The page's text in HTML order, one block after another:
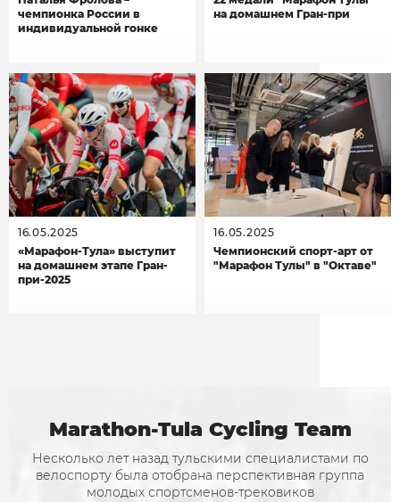
чемпионка России в
индивидуальной гонке
на домашнем Гран-при
16.05.2025
«Марафон-Тула» выступит
на домашнем этапе Гран-
при-2025
16.05.2025
Чемпионский спорт-арт от
"Марафон Тулы" в "Октаве"
Marathon-Tula Cycling Team
Несколько лет назад тульскими специалистами по
велоспорту была отобрана перспективная группа
молодых спортсменов-трековиков